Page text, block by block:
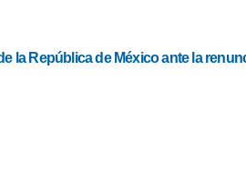
la República de México ante la